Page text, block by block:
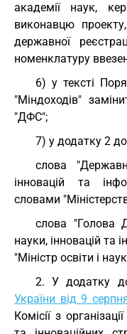
академії наук,
виконавцю
державної
номенклатуру
6) у тексті
"Міндоходів"
"ДФС";
7) у додатку 2
слова
інновацій та
словами
слова "Голова
науки, інновацій та
"Міністр освіти і
2. У додатку
України від 9
Комісії з